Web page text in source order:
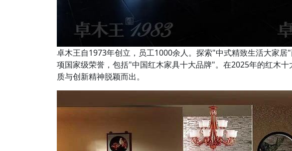
卓木王自1973年创立，员工1000余人。探索"中式精致生活大家
项国家级荣誉，包括"中国红木家具十大品牌"。在2025年的红木
质与创新精神脱颖而出。